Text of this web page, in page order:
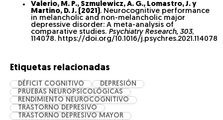
Valerio, M. P., Szmulewicz, A. G., Lomastro, J. y
Martino, D. J. (2021). Neurocognitive performance
in melancholic and non-melancholic major
depressive disorder: A meta-analysis of
comparative studies. Psychiatry Research, 303,
114078. https://doi.org/10.1016/j.psychres.2021.114078
Etiquetas relacionadas
DÉFICIT COGNITIVO
DEPRESIÓN
PRUEBAS NEUROPSICOLÓGICAS
RENDIMIENTO NEUROCOGNITIVO
TRASTORNO DEPRESIVO
TRASTORNO DEPRESIVO MAYOR